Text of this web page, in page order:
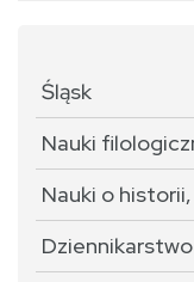
Śląsk
Nauki
Nauki o